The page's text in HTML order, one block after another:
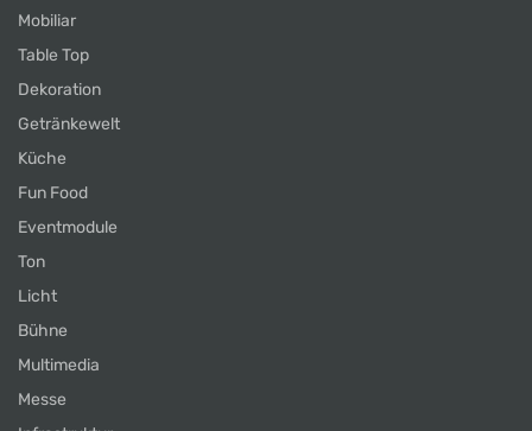
Mobiliar
Table Top
Dekoration
Getränkewelt
Küche
Fun Food
Eventmodule
Ton
Licht
Bühne
Multimedia
Messe